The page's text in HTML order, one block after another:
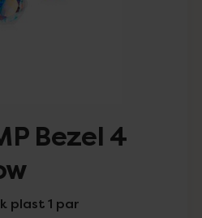
Bezel 4
plast 1 par